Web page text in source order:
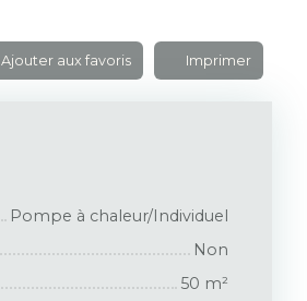
Ajouter aux favoris Imprimer
Pompe à chaleur/Individuel
Non
50 m²